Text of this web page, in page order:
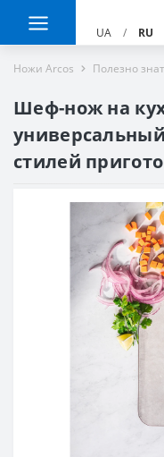
UA / RU
Ножи Arcos Полезно
Шеф-нож на
стилей